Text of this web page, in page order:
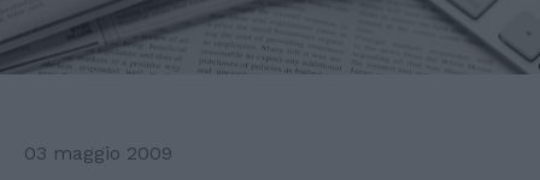
03 maggio 2009